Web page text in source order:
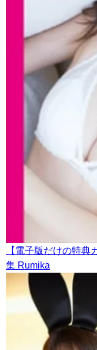
【電子版だけの特典
集 Rumika